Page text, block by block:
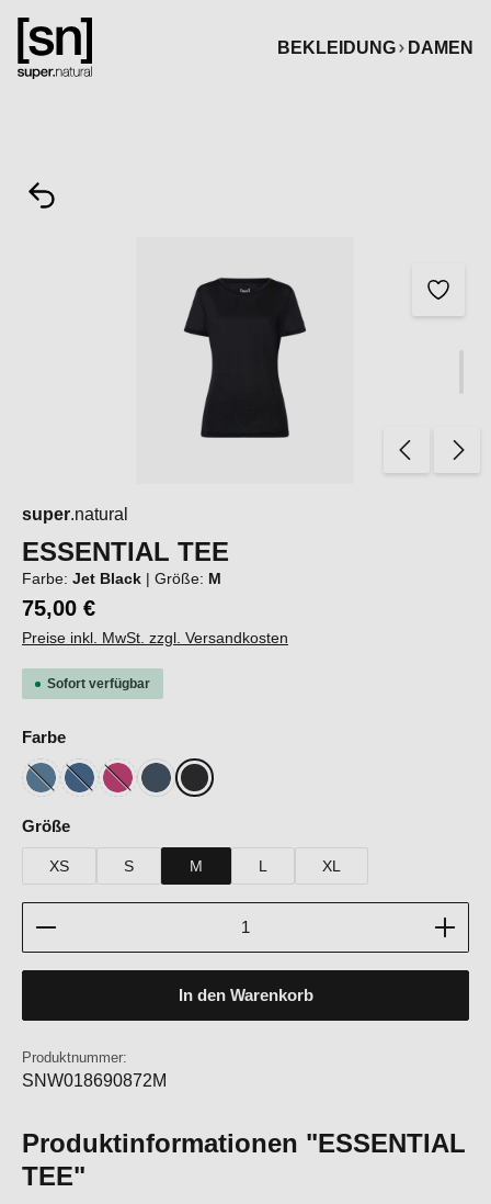
springen
BEKLEIDUNG
DAMEN
super.natural
ESSENTIAL TEE
Farbe: Jet Black | Größe: M
75,00 €
Preise inkl. MwSt. zzgl. Versandkosten
Sofort verfügbar
Farbeauswählen
Blue Heaven
(Diese Option ist zurzeit nicht verfügbar.)
Ocean Blue
(Diese Option ist zurzeit nicht verfügbar.)
Pinky Rose
(Diese Option ist zurzeit nicht verfügbar.)
BlueberryJet Black
Größeauswählen
XS S M L XL
Produkt Anzahl: Gib den gewünschten Wert ein
In den Warenkorb
Produktnummer:
SNW018690872M
Produktinformationen "ESSENTIAL
TEE"